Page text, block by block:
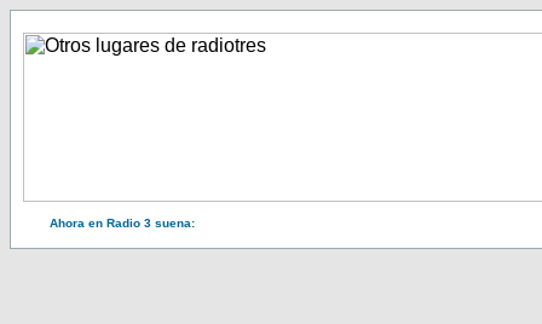
Ahora en Radio 3 suena: